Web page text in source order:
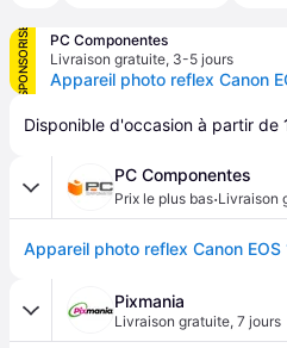
SPONSORISÉ
PC Componentes
Livraison gratuite, 3-5 jours
Disponible d'occasion à partir de
PC Componentes
Prix le plus bas·Livraison
Pixmania
Livraison gratuite, 7 jours